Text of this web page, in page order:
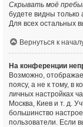
Скрывать моё
будете видны
Для всех остальных
Вернуться к
На конференции
Возможно,
поясу, а не к тому, в
личных настройках
Москва, Киев и т. д.
большинство
пользователи. Если